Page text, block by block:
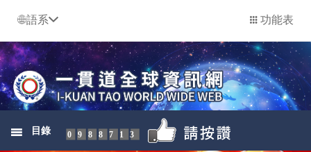
語系 功能表
目錄 0988713